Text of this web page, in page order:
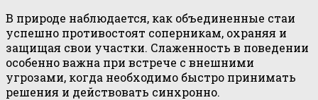
В природе наблюдается, как объединенные стаи
успешно противостоят соперникам, охраняя и
защищая свои участки. Слаженность в поведении
особенно важна при встрече с внешними
угрозами, когда необходимо быстро принимать
решения и действовать синхронно.